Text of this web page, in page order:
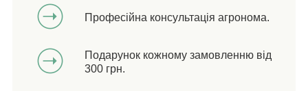
Професійна консультація агронома.
Подарунок кожному замовленню від
300 грн.